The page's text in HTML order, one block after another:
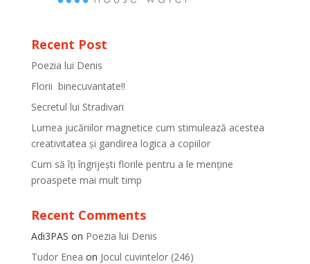
Recent Post
Poezia lui Denis
Florii binecuvantate!!
Secretul lui Stradivari
Lumea jucăriilor magnetice cum stimulează acestea
creativitatea și gandirea logica a copiilor
Cum să îți îngrijești florile pentru a le menține
proaspete mai mult timp
Recent Comments
Adi3PAS on Poezia lui Denis
Tudor Enea on Jocul cuvintelor (246)